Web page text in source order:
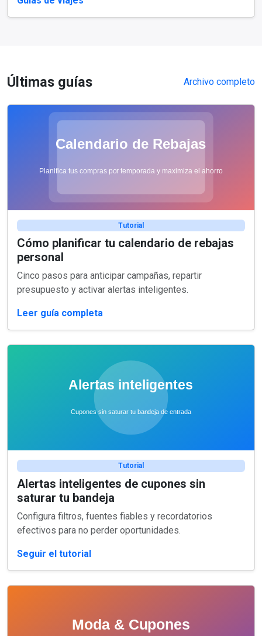
Últimas guías Archivo completo
Tutorial
Cómo planificar tu calendario de rebajas
personal
Cinco pasos para anticipar campañas, repartir
presupuesto y activar alertas inteligentes.
Leer guía completa
Tutorial
Alertas inteligentes de cupones sin
saturar tu bandeja
Configura filtros, fuentes fiables y recordatorios
efectivos para no perder oportunidades.
Seguir el tutorial